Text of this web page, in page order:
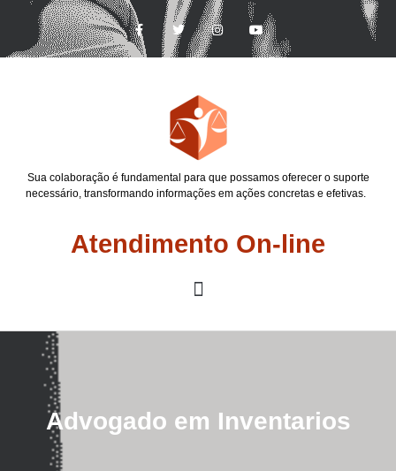
Sua colaboração é fundamental para que possamos oferecer o suporte
necessário, transformando informações em ações concretas e efetivas.
Atendimento On-line
Advogado em Inventarios